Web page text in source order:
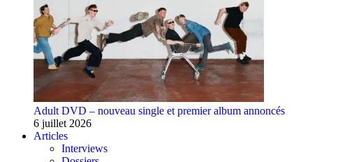
Adult DVD – nouveau single et premier album annoncés
6 juillet 2026
Articles
Interviews